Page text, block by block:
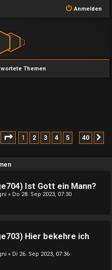
Anmelden
Themen
Seite 1von 40
1 2 3 4 5 40
Ist Gott ein Mann?
« Do 28. Sep 2023, 07:30
Hier bekehre ich
« Di 26. Sep 2023, 07:36